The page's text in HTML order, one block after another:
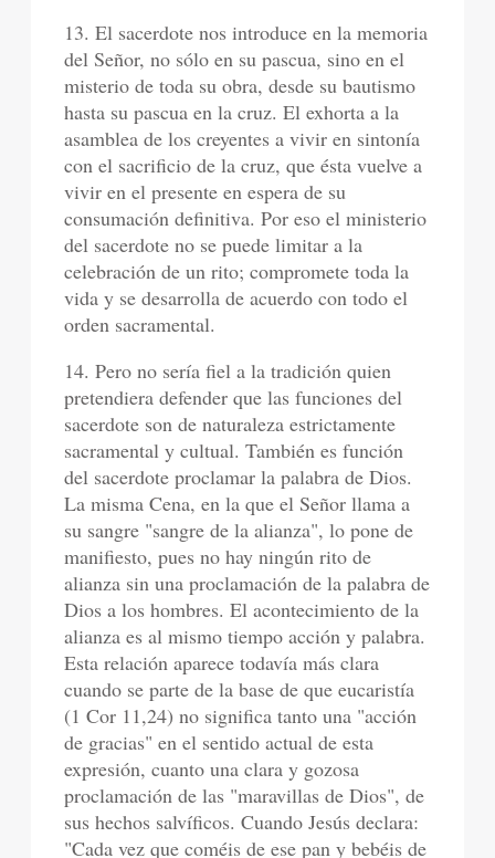
13. El sacerdote nos introduce en la memoria
del Señor, no sólo en su pascua, sino en el
misterio de toda su obra, desde su bautismo
hasta su pascua en la cruz. El exhorta a la
asamblea de los creyentes a vivir en sintonía
con el sacrificio de la cruz, que ésta vuelve a
vivir en el presente en espera de su
consumación definitiva. Por eso el ministerio
del sacerdote no se puede limitar a la
celebración de un rito; compromete toda la
vida y se desarrolla de acuerdo con todo el
orden sacramental.
14. Pero no sería fiel a la tradición quien
pretendiera defender que las funciones del
sacerdote son de naturaleza estrictamente
sacramental y cultual. También es función
del sacerdote proclamar la palabra de Dios.
La misma Cena, en la que el Señor llama a
su sangre "sangre de la alianza", lo pone de
manifiesto, pues no hay ningún rito de
alianza sin una proclamación de la palabra de
Dios a los hombres. El acontecimiento de la
alianza es al mismo tiempo acción y palabra.
Esta relación aparece todavía más clara
cuando se parte de la base de que eucaristía
(1 Cor 11,24) no significa tanto una "acción
de gracias" en el sentido actual de esta
expresión, cuanto una clara y gozosa
proclamación de las "maravillas de Dios", de
sus hechos salvíficos. Cuando Jesús declara:
"Cada vez que coméis de ese pan y bebéis de